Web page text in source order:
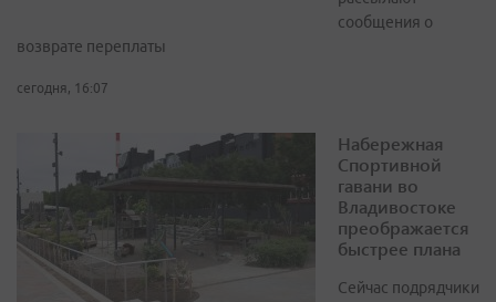
сообщения о
возврате переплаты
сегодня, 16:07
Набережная
Спортивной
гавани во
Владивостоке
преображается
быстрее плана
Сейчас подрядчики